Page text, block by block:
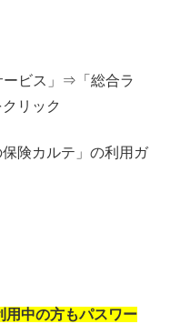
ービス」⇒「総合ラ
リック
険カルテ」の利用ガ
用中の方もパスワー